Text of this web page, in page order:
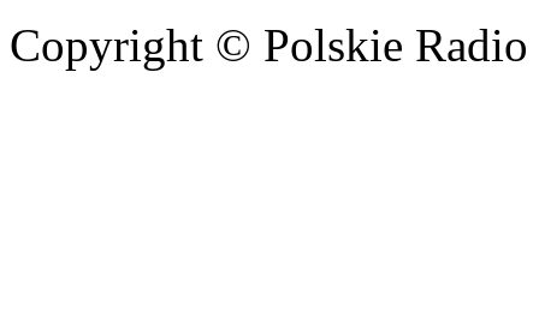
Copyright © Polskie